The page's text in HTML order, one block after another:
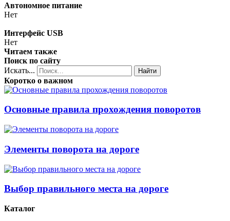
Автономное питание
Нет
Интерфейс USB
Нет
Читаем также
Поиск по сайту
Искать...
Найти
Коротко о важном
Основные правила прохождения поворотов
Элементы поворота на дороге
Выбор правильного места на дороге
Каталог